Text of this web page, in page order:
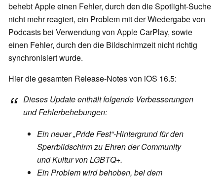
behebt Apple einen Fehler, durch den die Spotlight-Suche
nicht mehr reagiert, ein Problem mit der Wiedergabe von
Podcasts bei Verwendung von Apple CarPlay, sowie
einen Fehler, durch den die Bildschirmzeit nicht richtig
synchronisiert wurde.
Hier die gesamten Release-Notes von iOS 16.5:
Dieses Update enthält folgende Verbesserungen
und Fehlerbehebungen:
Ein neuer „Pride Fest“-Hintergrund für den
Sperrbildschirm zu Ehren der Community
und Kultur von LGBTQ+.
Ein Problem wird behoben, bei dem